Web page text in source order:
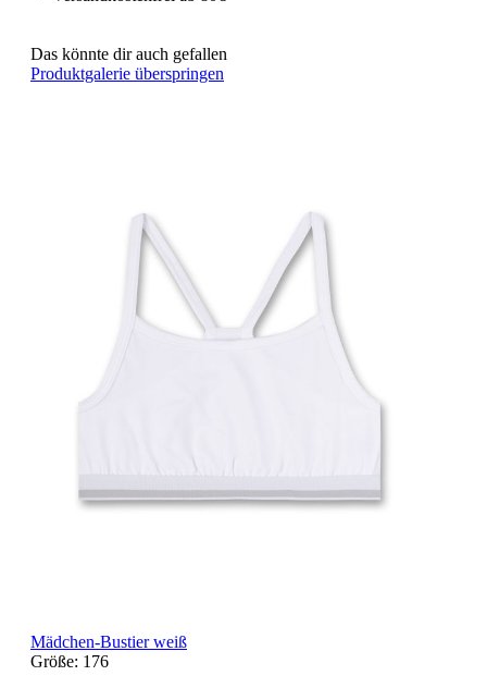
Das könnte dir auch gefallen
Produktgalerie überspringen
Mädchen-Bustier weiß
Größe: 176